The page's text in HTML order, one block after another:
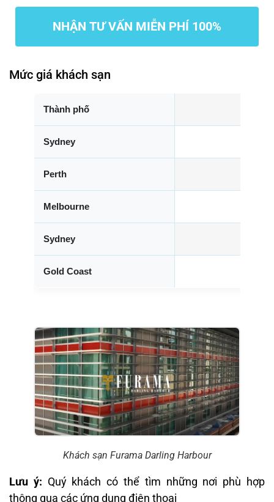
NHẬN TƯ VẤN MIỄN PHÍ 100%
Mức giá khách sạn
Thành phố
Sydney
Perth
Melbourne
Sydney
Gold Coast
Khách sạn Furama Darling Harbour
Lưu ý: Quý khách có thể tìm những nơi phù hợp
thông qua các ứng dụng điện thoại